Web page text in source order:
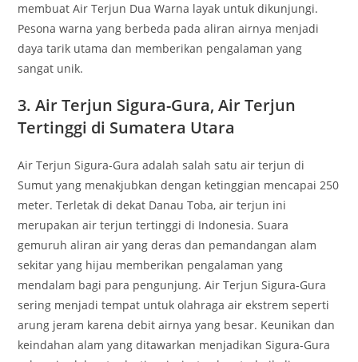
membuat Air Terjun Dua Warna layak untuk dikunjungi.
Pesona warna yang berbeda pada aliran airnya menjadi
daya tarik utama dan memberikan pengalaman yang
sangat unik.
3. Air Terjun Sigura-Gura, Air Terjun
Tertinggi di Sumatera Utara
Air Terjun Sigura-Gura adalah salah satu air terjun di
Sumut yang menakjubkan dengan ketinggian mencapai 250
meter. Terletak di dekat Danau Toba, air terjun ini
merupakan air terjun tertinggi di Indonesia. Suara
gemuruh aliran air yang deras dan pemandangan alam
sekitar yang hijau memberikan pengalaman yang
mendalam bagi para pengunjung. Air Terjun Sigura-Gura
sering menjadi tempat untuk olahraga air ekstrem seperti
arung jeram karena debit airnya yang besar. Keunikan dan
keindahan alam yang ditawarkan menjadikan Sigura-Gura